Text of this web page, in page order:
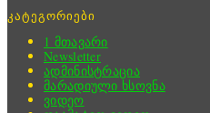
კატეგორიები
1 მთავარი
Newsletter
ადმინისტრაცია
მარადიული ხსოვნა
ვიდეო